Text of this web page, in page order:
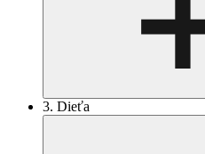
3. Dieťa